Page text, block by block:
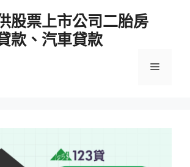
股票上市公司二胎房
款、汽車貸款
選